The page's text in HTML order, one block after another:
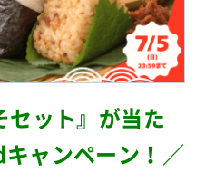
ット』が当た
ャンペーン！／